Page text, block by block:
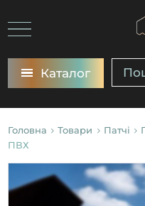
Каталог
Головна Товари Патчі
ПВХ